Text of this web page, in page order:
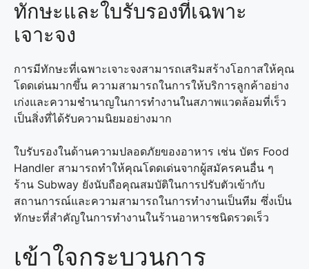
ทักษะและใบรับรองที่เฉพาะ
เจาะจง
การมีทักษะที่เฉพาะเจาะจงสามารถเสริมสร้างโอกาสให้คุณ
โดดเด่นมากขึ้น ความสามารถในการให้บริการลูกค้าอย่าง
เก่งและความชำนาญในการทำงานในสภาพแวดล้อมที่เร็ว
เป็นสิ่งที่ได้รับความนิยมอย่างมาก
ใบรับรองในด้านความปลอดภัยของอาหาร เช่น บัตร Food
Handler สามารถทำให้คุณโดดเด่นจากผู้สมัครคนอื่น ๆ
ร้าน Subway ยังนับถือคุณสมบัติในการปรับตัวเข้ากับ
สถานการณ์และความสามารถในการทำงานเป็นทีม ซึ่งเป็น
ทักษะที่สำคัญในการทำงานในร้านอาหารชนิดรวดเร็ว
เข้าใจกระบวนการ